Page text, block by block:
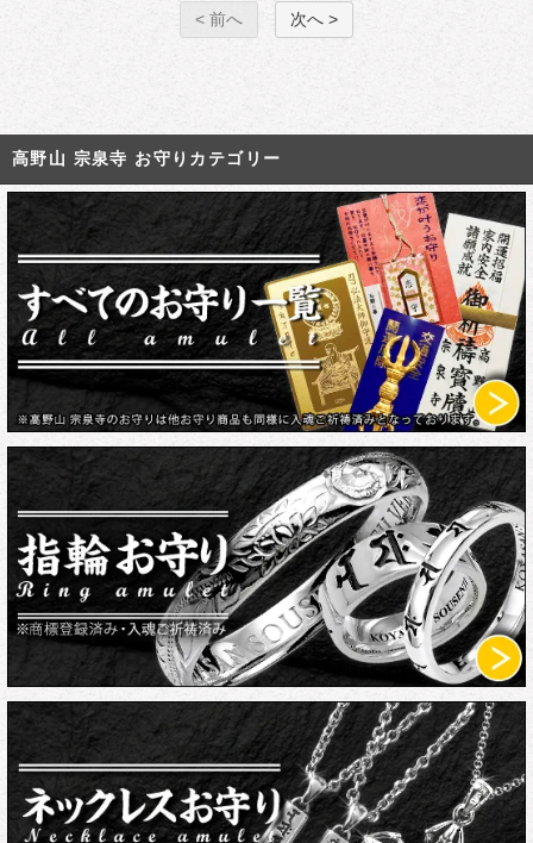
< 前へ 次へ >
高野山 宗泉寺 お守りカテゴリー